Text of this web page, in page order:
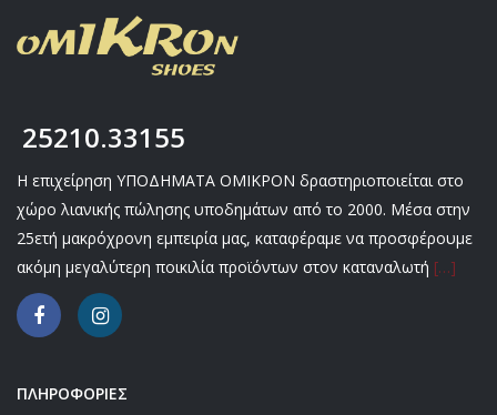
25210.33155
Η επιχείρηση ΥΠΟΔΗΜΑΤΑ ΟΜΙΚΡΟΝ δραστηριοποιείται στο
χώρο λιανικής πώλησης υποδημάτων από το 2000. Μέσα στην
25ετή μακρόχρονη εμπειρία μας, καταφέραμε να προσφέρουμε
ακόμη μεγαλύτερη ποικιλία προϊόντων στον καταναλωτή […]
ΠΛΗΡΟΦΟΡΙΕΣ